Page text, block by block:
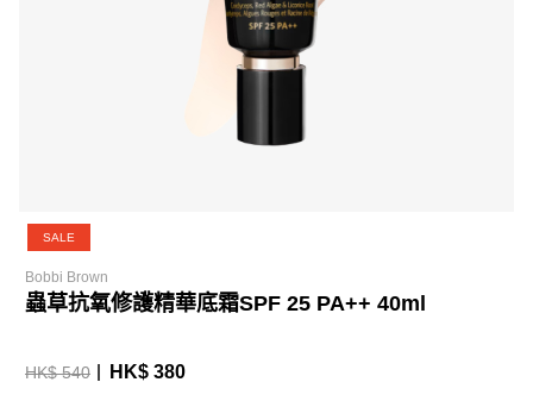
SALE
Bobbi Brown
蟲草抗氧修護精華底霜SPF 25 PA++ 40ml
HK$ 540 HK$ 380